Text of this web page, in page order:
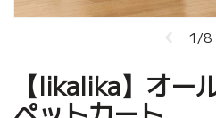
1/8
【likalika】オー